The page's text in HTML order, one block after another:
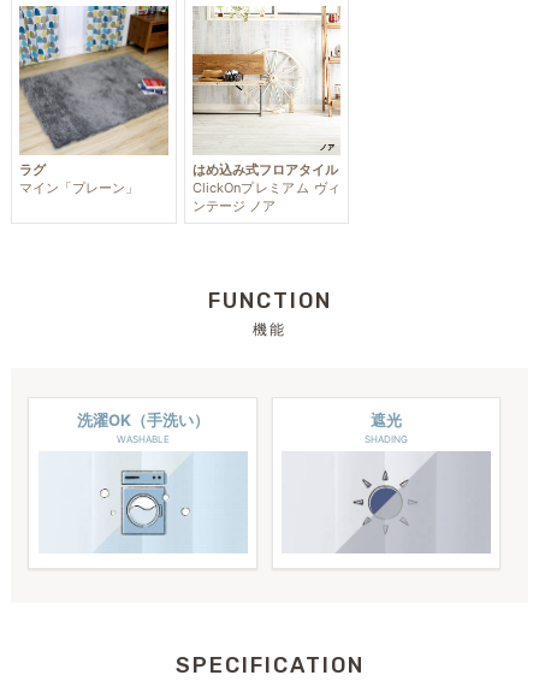
ラグ
マイン「プレーン」
はめ込み式フロアタイル
ClickOnプレミアム ヴィ
ンテージ ノア
FUNCTION
機能
洗濯OK（手洗い）
WASHABLE
遮光
SHADING
SPECIFICATION